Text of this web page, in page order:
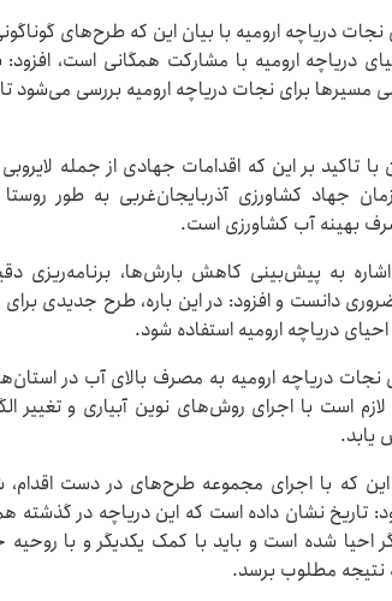
نجات دریاچه ارومیه با بیان این که طرح‌های
دریاچه ارومیه با مشارکت همگانی است،
مسیرها برای نجات دریاچه ارومیه بررسی می‌شود
تاکید بر این که اقدامات جهادی از جمله
جهاد کشاورزی آذربایجان‌غربی به‌ طور
بهینه آب کشاورزی است.
اشاره‌ به پیش‌بینی کاهش بارش‌ها،
دانست و افزود: در این باره، طرح جدیدی برای
دریاچه ارومیه استفاده شود.
نجات دریاچه ارومیه به مصرف بالای آب در
لازم است با اجرای روش‌های نوین آبیاری و
این که با اجرای مجموعه طرح‌های در دست اقدام،
تاریخ نشان داده است که این دریاچه در
احیا شده است و باید با کمک یکدیگر و با
نتیجه مطلوب برسد.